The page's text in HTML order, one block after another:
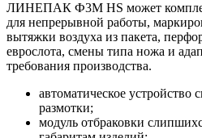
ЛИНЕПАК Ф3М HS может
для непрерывной работы,
вытяжки воздуха из пакета,
еврослота, смены типа ножа и
требования производства.
автоматическое устройство
размотки;
модуль отбраковки